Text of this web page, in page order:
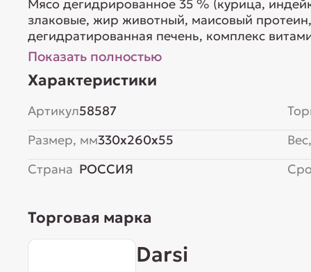
Мясо дегидрированное 35 % (курица,
злаковые, жир животный, маисовый
дегидратированная печень, комплекс
В9, К3, В7, В12) и минералов (калий, железо,
суш...
Показать полностью
Характеристики
Артикул58587
Размер, мм330x260x55
Страна РОССИЯ
Торговая марка
Darsi